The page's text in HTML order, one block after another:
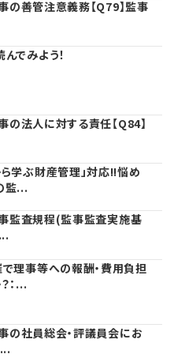
の善管注意義務【Q79】監事
でみよう！
の法人に対する責任【Q84】
学ぶ財産管理」対応!!悩め
監...
監査規程(監事監査実施基
理事等への報酬・費用負担
：...
の社員総会・評議員会にお